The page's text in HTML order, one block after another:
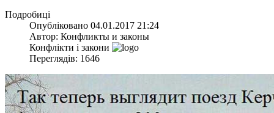
Подробиці
Опубліковано 04.01.2017 21:24
Автор: Конфликты и законы
Конфлікти і закони
Переглядів: 1646